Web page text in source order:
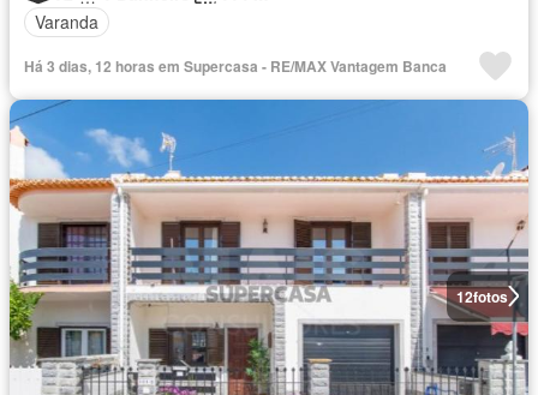
Varanda
Há 3 dias, 12 horas em Supercasa - RE/MAX Vantagem Banca
12fotos